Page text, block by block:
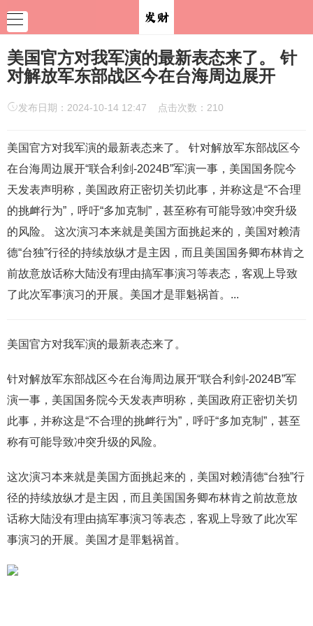
美国官方对我军演的最新表态来了。 针
对解放军东部战区今在台海周边展开
发布日期：2024-10-14 12:47 点击次数：210
美国官方对我军演的最新表态来了。 针对解放军东部战区今
在台海周边展开“联合利剑-2024B”军演一事，美国国务院今
天发表声明称，美国政府正密切关切此事，并称这是“不合理
的挑衅行为”，呼吁“多加克制”，甚至称有可能导致冲突升级
的风险。 这次演习本来就是美国方面挑起来的，美国对赖清
德“台独”行径的持续放纵才是主因，而且美国国务卿布林肯之
前故意放话称大陆没有理由搞军事演习等表态，客观上导致
了此次军事演习的开展。美国才是罪魁祸首。...
美国官方对我军演的最新表态来了。
针对解放军东部战区今在台海周边展开“联合利剑-2024B”军
演一事，美国国务院今天发表声明称，美国政府正密切关切
此事，并称这是“不合理的挑衅行为”，呼吁“多加克制”，甚至
称有可能导致冲突升级的风险。
这次演习本来就是美国方面挑起来的，美国对赖清德“台独”行
径的持续放纵才是主因，而且美国国务卿布林肯之前故意放
话称大陆没有理由搞军事演习等表态，客观上导致了此次军
事演习的开展。美国才是罪魁祸首。